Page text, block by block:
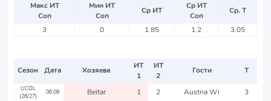
Макс ИТ
Соп
Мин ИТ
Соп
Ср ИТ
Ср ИТ
Соп
Ср. Т
3
0 1.85 1.2 3.05
Сезон Дата Хозяева
ИТ
1
ИТ
2
Гости Т
UCOL
(26/27)
06.08 Beitar 1 2 Austria Wi 3